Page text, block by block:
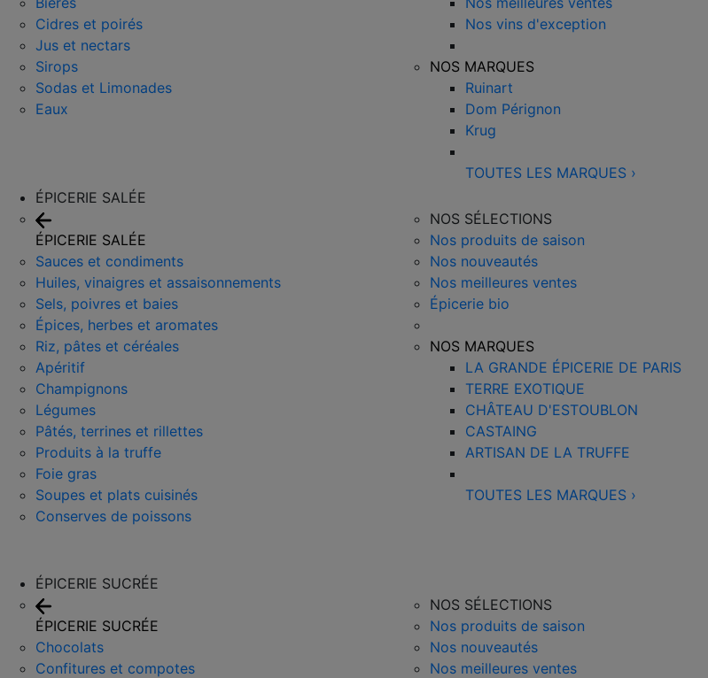
Cidres et poirés
Jus et nectars
Sirops
Sodas et Limonades
Eaux
Nos vins d'exception
NOS MARQUES
Ruinart
Dom Pérignon
Krug
TOUTES LES MARQUES ›
ÉPICERIE SALÉE
ÉPICERIE SALÉE
Sauces et condiments
Huiles, vinaigres et assaisonnements
Sels, poivres et baies
Épices, herbes et aromates
Riz, pâtes et céréales
Apéritif
Champignons
Légumes
Pâtés, terrines et rillettes
Produits à la truffe
Foie gras
Soupes et plats cuisinés
Conserves de poissons
NOS SÉLECTIONS
Nos produits de saison
Nos nouveautés
Nos meilleures ventes
Épicerie bio
NOS MARQUES
LA GRANDE ÉPICERIE DE PARIS
TERRE EXOTIQUE
CHÂTEAU D'ESTOUBLON
CASTAING
ARTISAN DE LA TRUFFE
TOUTES LES MARQUES ›
ÉPICERIE SUCRÉE
ÉPICERIE SUCRÉE
Chocolats
Confitures et compotes
NOS SÉLECTIONS
Nos produits de saison
Nos nouveautés
Nos meilleures ventes